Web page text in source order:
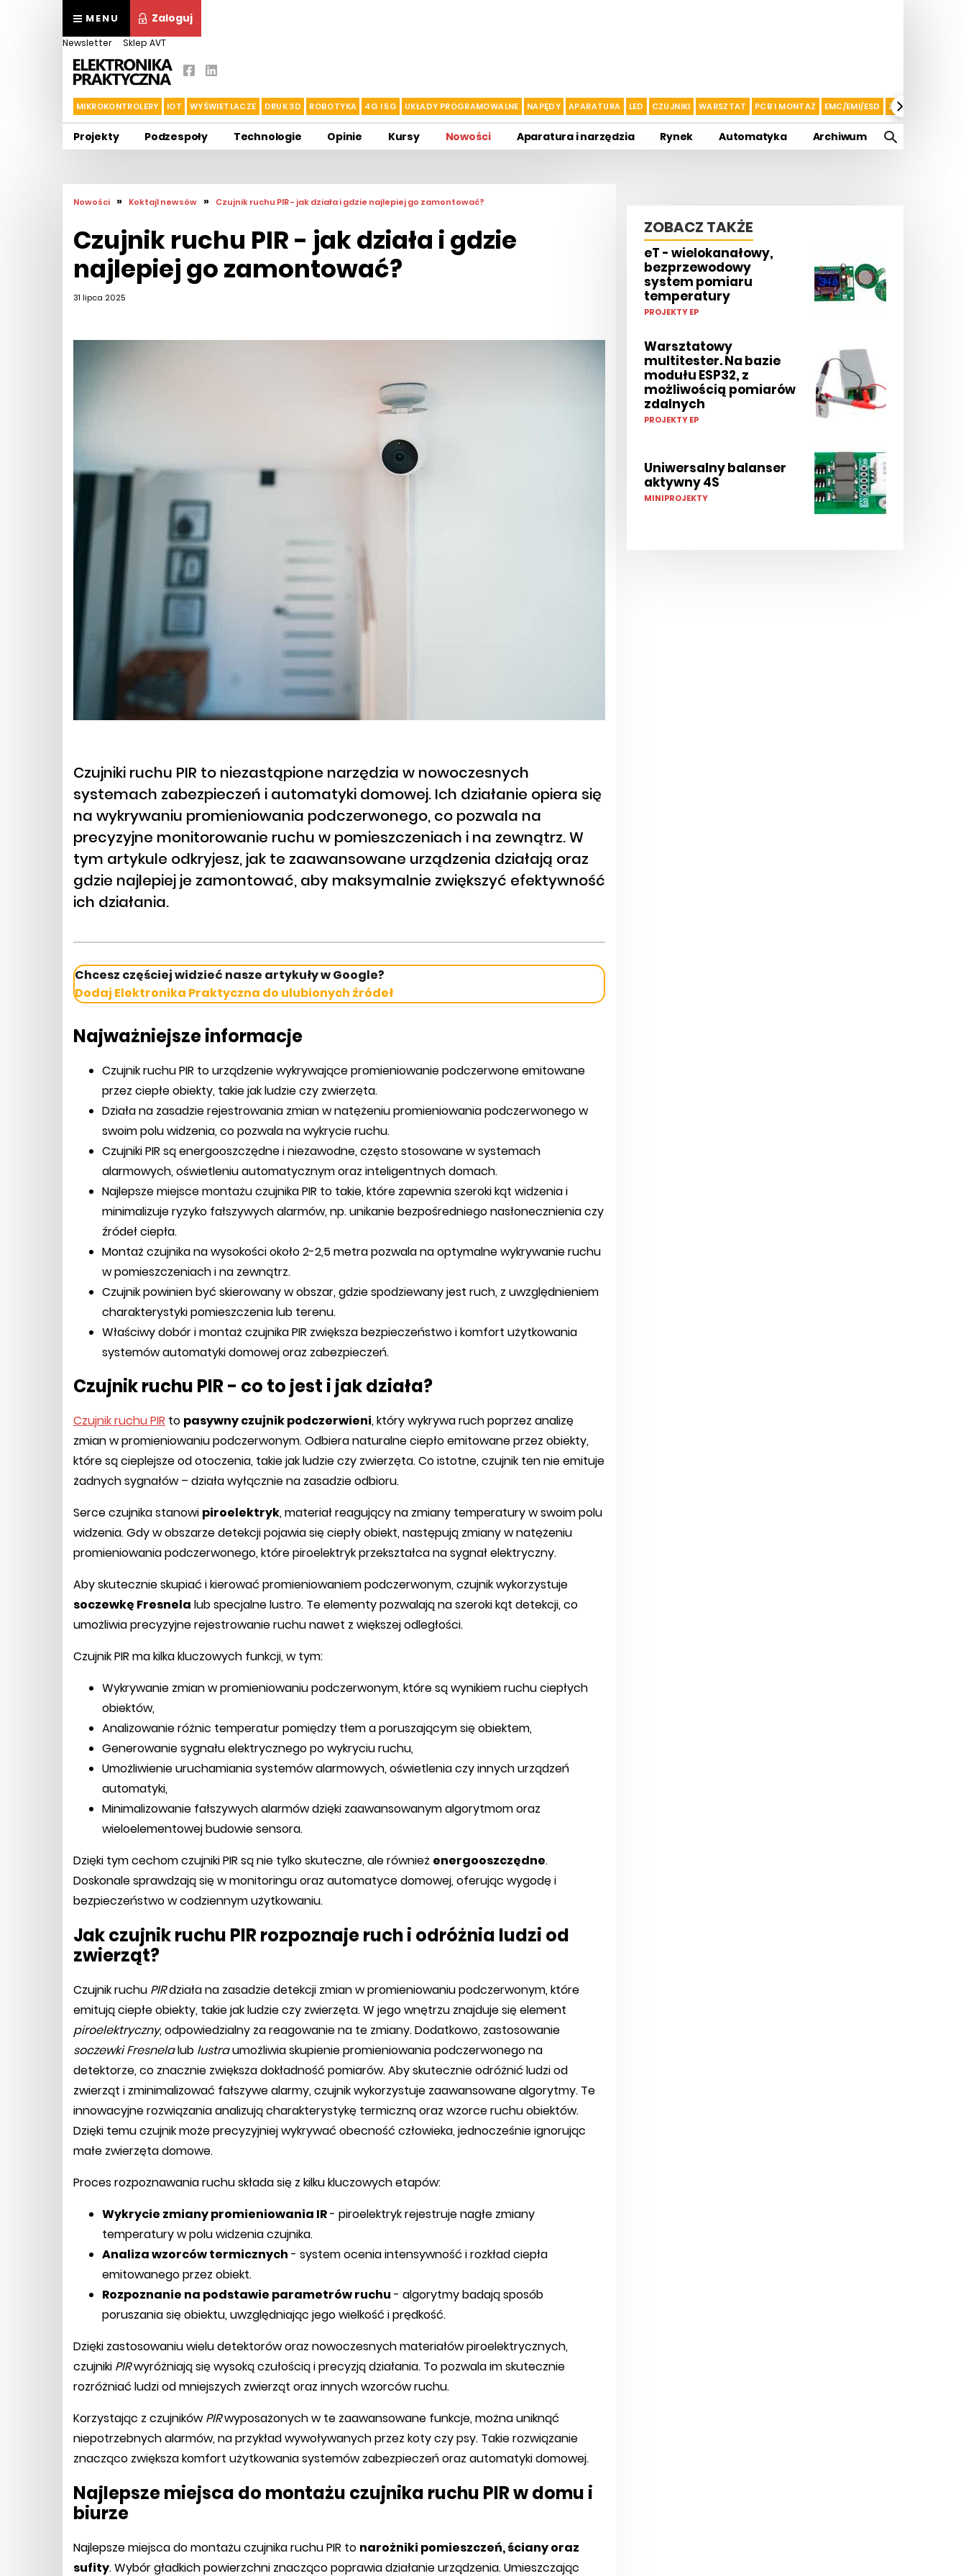
MENU Zaloguj
Newsletter Sklep AVT
MIKROKONTROLERY IOT WYŚWIETLACZE DRUK 3D ROBOTYKA 4G I 5G UKŁADY PROGRAMOWALNE NAPĘDY APARATURA LED CZUJNIKI WARSZTAT PCB I MONTAŻ EMC/EMI/ESD ZASILANIE I
Projekty Podzespoły Technologie Opinie Kursy Nowości Aparatura i narzędzia Rynek Automatyka Archiwum
Nowości » Koktajl newsów » Czujnik ruchu PIR - jak działa i gdzie najlepiej go zamontować?
Czujnik ruchu PIR - jak działa i gdzie
najlepiej go zamontować?
31 lipca 2025
Czujniki ruchu PIR to niezastąpione narzędzia w nowoczesnych
systemach zabezpieczeń i automatyki domowej. Ich działanie opiera się
na wykrywaniu promieniowania podczerwonego, co pozwala na
precyzyjne monitorowanie ruchu w pomieszczeniach i na zewnątrz. W
tym artykule odkryjesz, jak te zaawansowane urządzenia działają oraz
gdzie najlepiej je zamontować, aby maksymalnie zwiększyć efektywność
ich działania.
Chcesz częściej widzieć nasze artykuły w Google?
Dodaj Elektronika Praktyczna do ulubionych źródeł
Najważniejsze informacje
Czujnik ruchu PIR to urządzenie wykrywające promieniowanie podczerwone emitowane
przez ciepłe obiekty, takie jak ludzie czy zwierzęta.
Działa na zasadzie rejestrowania zmian w natężeniu promieniowania podczerwonego w
swoim polu widzenia, co pozwala na wykrycie ruchu.
Czujniki PIR są energooszczędne i niezawodne, często stosowane w systemach
alarmowych, oświetleniu automatycznym oraz inteligentnych domach.
Najlepsze miejsce montażu czujnika PIR to takie, które zapewnia szeroki kąt widzenia i
minimalizuje ryzyko fałszywych alarmów, np. unikanie bezpośredniego nasłonecznienia czy
źródeł ciepła.
Montaż czujnika na wysokości około 2-2,5 metra pozwala na optymalne wykrywanie ruchu
w pomieszczeniach i na zewnątrz.
Czujnik powinien być skierowany w obszar, gdzie spodziewany jest ruch, z uwzględnieniem
charakterystyki pomieszczenia lub terenu.
Właściwy dobór i montaż czujnika PIR zwiększa bezpieczeństwo i komfort użytkowania
systemów automatyki domowej oraz zabezpieczeń.
Czujnik ruchu PIR - co to jest i jak działa?
Czujnik ruchu PIR to pasywny czujnik podczerwieni, który wykrywa ruch poprzez analizę
zmian w promieniowaniu podczerwonym. Odbiera naturalne ciepło emitowane przez obiekty,
które są cieplejsze od otoczenia, takie jak ludzie czy zwierzęta. Co istotne, czujnik ten nie emituje
żadnych sygnałów – działa wyłącznie na zasadzie odbioru.
Serce czujnika stanowi piroelektryk, materiał reagujący na zmiany temperatury w swoim polu
widzenia. Gdy w obszarze detekcji pojawia się ciepły obiekt, następują zmiany w natężeniu
promieniowania podczerwonego, które piroelektryk przekształca na sygnał elektryczny.
Aby skutecznie skupiać i kierować promieniowaniem podczerwonym, czujnik wykorzystuje
soczewkę Fresnela lub specjalne lustro. Te elementy pozwalają na szeroki kąt detekcji, co
umożliwia precyzyjne rejestrowanie ruchu nawet z większej odległości.
Czujnik PIR ma kilka kluczowych funkcji, w tym:
Wykrywanie zmian w promieniowaniu podczerwonym, które są wynikiem ruchu ciepłych
obiektów,
Analizowanie różnic temperatur pomiędzy tłem a poruszającym się obiektem,
Generowanie sygnału elektrycznego po wykryciu ruchu,
Umożliwienie uruchamiania systemów alarmowych, oświetlenia czy innych urządzeń
automatyki,
Minimalizowanie fałszywych alarmów dzięki zaawansowanym algorytmom oraz
wieloelementowej budowie sensora.
Dzięki tym cechom czujniki PIR są nie tylko skuteczne, ale również energooszczędne.
Doskonale sprawdzają się w monitoringu oraz automatyce domowej, oferując wygodę i
bezpieczeństwo w codziennym użytkowaniu.
Jak czujnik ruchu PIR rozpoznaje ruch i odróżnia ludzi od
zwierząt?
Czujnik ruchu PIRdziała na zasadzie detekcji zmian w promieniowaniu podczerwonym, które
emitują ciepłe obiekty, takie jak ludzie czy zwierzęta. W jego wnętrzu znajduje się element
piroelektryczny, odpowiedzialny za reagowanie na te zmiany. Dodatkowo, zastosowanie
soczewki Fresnelalub lustraumożliwia skupienie promieniowania podczerwonego na
detektorze, co znacznie zwiększa dokładność pomiarów. Aby skutecznie odróżnić ludzi od
zwierząt i zminimalizować fałszywe alarmy, czujnik wykorzystuje zaawansowane algorytmy. Te
innowacyjne rozwiązania analizują charakterystykę termiczną oraz wzorce ruchu obiektów.
Dzięki temu czujnik może precyzyjniej wykrywać obecność człowieka, jednocześnie ignorując
małe zwierzęta domowe.
Proces rozpoznawania ruchu składa się z kilku kluczowych etapów:
Wykrycie zmiany promieniowania IR- piroelektryk rejestruje nagłe zmiany
temperatury w polu widzenia czujnika.
Analiza wzorców termicznych - system ocenia intensywność i rozkład ciepła
emitowanego przez obiekt.
Rozpoznanie na podstawie parametrów ruchu - algorytmy badają sposób
poruszania się obiektu, uwzględniając jego wielkość i prędkość.
Dzięki zastosowaniu wielu detektorów oraz nowoczesnych materiałów piroelektrycznych,
czujniki PIRwyróżniają się wysoką czułością i precyzją działania. To pozwala im skutecznie
rozróżniać ludzi od mniejszych zwierząt oraz innych wzorców ruchu.
Korzystając z czujnikówPIRwyposażonych w te zaawansowane funkcje, można uniknąć
niepotrzebnych alarmów, na przykład wywoływanych przez koty czy psy. Takie rozwiązanie
znacząco zwiększa komfort użytkowania systemów zabezpieczeń oraz automatyki domowej.
Najlepsze miejsca do montażu czujnika ruchu PIR w domu i
biurze
Najlepsze miejsca do montażu czujnika ruchu PIR to narożniki pomieszczeń, ściany oraz
sufity. Wybór gładkich powierzchni znacząco poprawia działanie urządzenia. Umieszczając
ZOBACZ TAKŻE
eT - wielokanałowy,
bezprzewodowy
system pomiaru
temperatury
PROJEKTY EP
Warsztatowy
multitester. Na bazie
modułu ESP32, z
możliwością pomiarów
zdalnych
PROJEKTY EP
Uniwersalny balanser
aktywny 4S
MINIPROJEKTY